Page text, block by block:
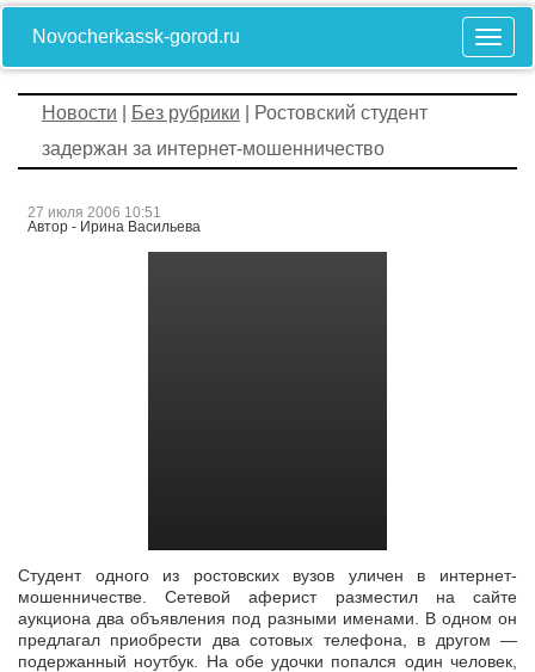
Novocherkassk-gorod.ru
Новости Без рубрики | Ростовский студент
задержан за интернет-мошенничество
27 июля 2006 10:51
Автор - Ирина Васильева
Студент одного из ростовских вузов уличен в интернет-
мошенничестве. Сетевой аферист разместил на сайте
аукциона два объявления под разными именами. В одном он
предлагал приобрести два сотовых телефона, в другом —
подержанный ноутбук. На обе удочки попался один человек,